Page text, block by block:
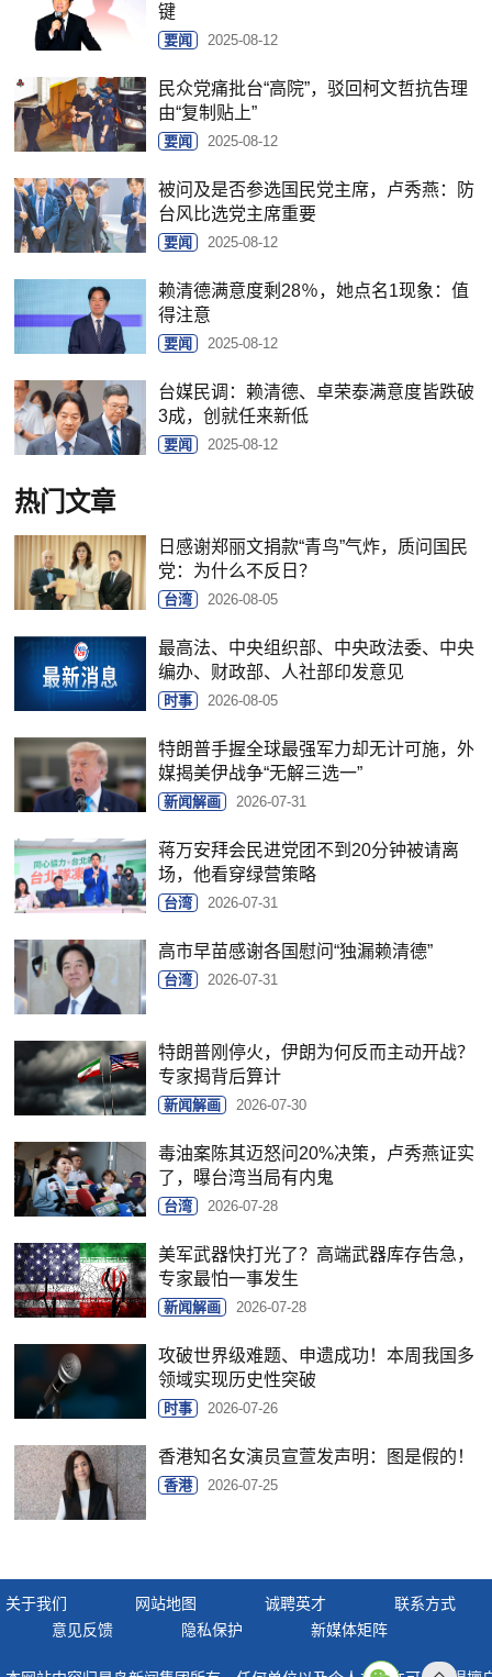
键
要闻 2025-08-12
民众党痛批台“高院”，驳回柯文哲抗告理
由“复制贴上”
要闻 2025-08-12
被问及是否参选国民党主席，卢秀燕：防
台风比选党主席重要
要闻 2025-08-12
赖清德满意度剩28％，她点名1现象：值
得注意
要闻 2025-08-12
台媒民调：赖清德、卓荣泰满意度皆跌破
3成，创就任来新低
要闻 2025-08-12
热门文章
日感谢郑丽文捐款“青鸟”气炸，质问国民
党：为什么不反日？
台湾 2026-08-05
最高法、中央组织部、中央政法委、中央
编办、财政部、人社部印发意见
时事 2026-08-05
特朗普手握全球最强军力却无计可施，外
媒揭美伊战争“无解三选一”
新闻解画 2026-07-31
蒋万安拜会民进党团不到20分钟被请离
场，他看穿绿营策略
台湾 2026-07-31
高市早苗感谢各国慰问“独漏赖清德”
台湾 2026-07-31
特朗普刚停火，伊朗为何反而主动开战？
专家揭背后算计
新闻解画 2026-07-30
毒油案陈其迈怒问20%决策，卢秀燕证实
了，曝台湾当局有内鬼
台湾 2026-07-28
美军武器快打光了？高端武器库存告急，
专家最怕一事发生
新闻解画 2026-07-28
攻破世界级难题、申遗成功！本周我国多
领域实现历史性突破
时事 2026-07-26
香港知名女演员宣萱发声明：图是假的！
香港 2026-07-25
关于我们 网站地图 诚聘英才
联系方式
意见反馈
隐私保护 新媒体矩阵